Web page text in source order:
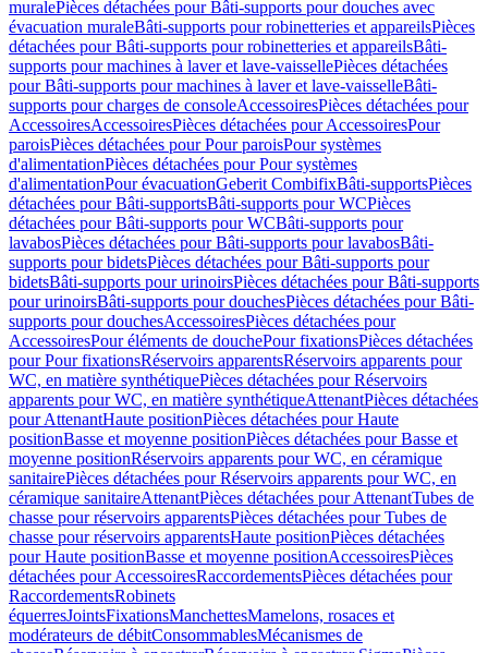
muralePièces détachées pour Bâti-supports pour douches avec
évacuation muraleBâti-supports pour robinetteries et appareilsPièces
détachées pour Bâti-supports pour robinetteries et appareilsBâti-
supports pour machines à laver et lave-vaissellePièces détachées
pour Bâti-supports pour machines à laver et lave-vaisselleBâti-
supports pour charges de consoleAccessoiresPièces détachées pour
AccessoiresAccessoiresPièces détachées pour AccessoiresPour
paroisPièces détachées pour Pour paroisPour systèmes
d'alimentationPièces détachées pour Pour systèmes
d'alimentationPour évacuationGeberit CombifixBâti-supportsPièces
détachées pour Bâti-supportsBâti-supports pour WCPièces
détachées pour Bâti-supports pour WCBâti-supports pour
lavabosPièces détachées pour Bâti-supports pour lavabosBâti-
supports pour bidetsPièces détachées pour Bâti-supports pour
bidetsBâti-supports pour urinoirsPièces détachées pour Bâti-supports
pour urinoirsBâti-supports pour douchesPièces détachées pour Bâti-
supports pour douchesAccessoiresPièces détachées pour
AccessoiresPour éléments de douchePour fixationsPièces détachées
pour Pour fixationsRéservoirs apparentsRéservoirs apparents pour
WC, en matière synthétiquePièces détachées pour Réservoirs
apparents pour WC, en matière synthétiqueAttenantPièces détachées
pour AttenantHaute positionPièces détachées pour Haute
positionBasse et moyenne positionPièces détachées pour Basse et
moyenne positionRéservoirs apparents pour WC, en céramique
sanitairePièces détachées pour Réservoirs apparents pour WC, en
céramique sanitaireAttenantPièces détachées pour AttenantTubes de
chasse pour réservoirs apparentsPièces détachées pour Tubes de
chasse pour réservoirs apparentsHaute positionPièces détachées
pour Haute positionBasse et moyenne positionAccessoiresPièces
détachées pour AccessoiresRaccordementsPièces détachées pour
RaccordementsRobinets
équerresJointsFixationsManchettesMamelons, rosaces et
modérateurs de débitConsommablesMécanismes de